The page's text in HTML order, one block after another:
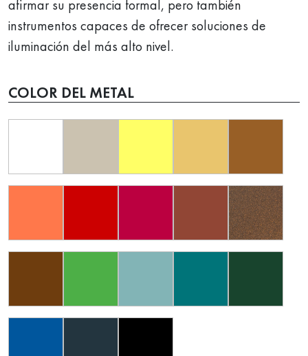
afirmar su presencia formal, pero también
instrumentos capaces de ofrecer soluciones de
iluminación del más alto nivel.
COLOR DEL METAL